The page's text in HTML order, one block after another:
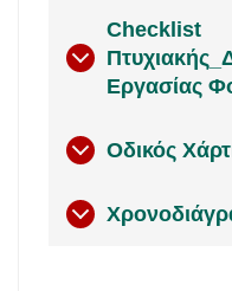
Checklist
Εργασίας
Οδικός